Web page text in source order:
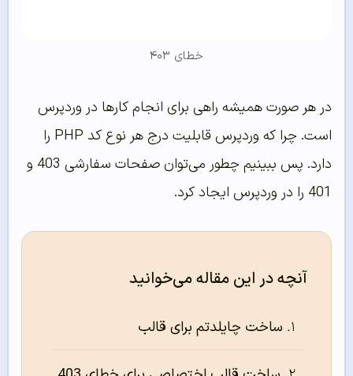
خطای ۴۰۳
در هر صورت همیشه راهی برای انجام کارها در وردپرس
است. چرا که وردپرس قابلیت درج هر نوع کد PHP را
دارد. پس ببینیم چطور می‌توان صفحات سفارشی 403 و
401 را در وردپرس ایجاد کرد.
آنچه در این مقاله می‌خوانید
ساخت چایلدتم برای قالب